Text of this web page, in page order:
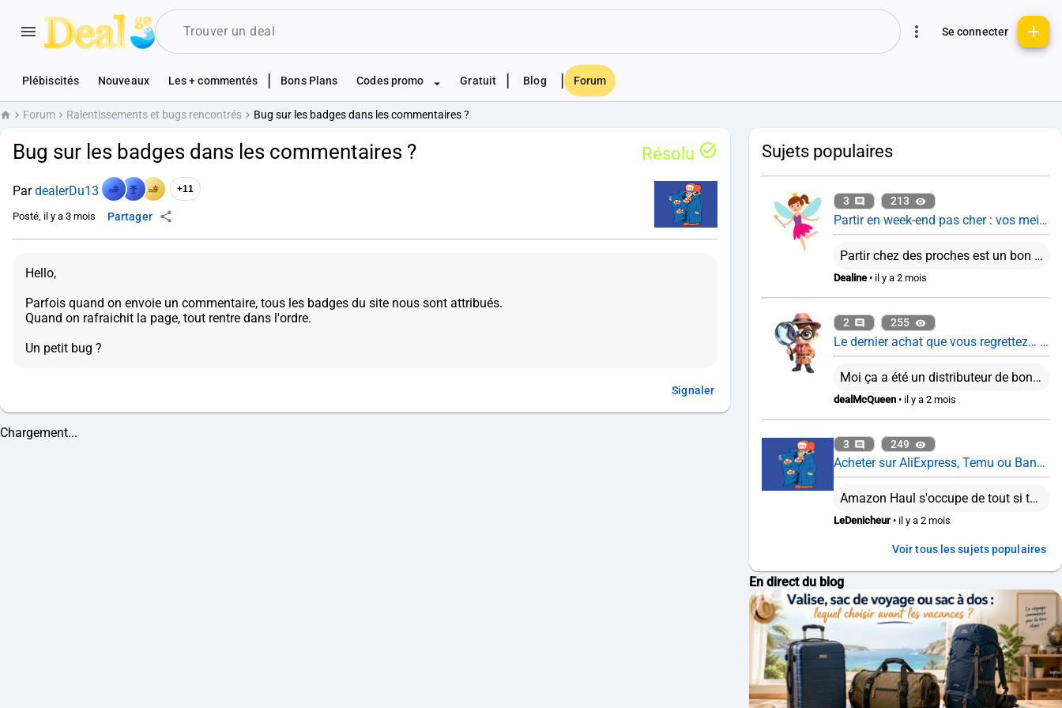
Se connecter
Plébiscités Nouveaux Les + commentés Bons Plans Codes promo Gratuit Blog Forum
AccueilForum Ralentissements et bugs rencontrés Bug sur les badges dans les commentaires ?
Bug sur les badges dans les commentaires ? Résolu
PardealerDu13 +11
Posté, il y a 3 mois Partager
Hello,
Parfois quand on envoie un commentaire, tous les badges du site nous sont attribués.
Quand on rafraichit la page, tout rentre dans l'ordre.
Signaler
Chargement...
Sujets populaires
3 213
Partir en week-end pas cher : vos meilleures astuces ?
Partir chez des proches est un bon plan en effet. Je trouve que les box reviennent cher plutôt que d'organiser son voyage soi-même. Cela dit, ça reste pratique pour offrir par exemple.
Dealine • il y a 2 mois
2 255
Le dernier achat que vous regrettez… et celui que vous ne regrettez pas du tout
Moi ça a été un distributeur de bonbons PEZ. C'est fou comme la recharge de ces trucs coutent cher...
dealMcQueen • il y a 2 mois
3 249
Acheter sur AliExpress, Temu ou Banggood : encore intéressant en 2026 ?
Amazon Haul s'occupe de tout si tu passes par le vendeur Haul Global qui n'est autre que Amazon. Tu payes en gros comme un forfait de frais de douanes, si finalement c'est plus, on ne te facturera pas plus. Depuis le 1er mars 2026, tu as une taxe “petits colis” de 2€ pour les colis de moins 150€ en plus de la TVA à l'importation. Bref, à part si l'article n'est vraiment pas dispo dans les boutiques classiques, mieux vaut peut être passé son tour ...
LeDenicheur • il y a 2 mois
Voir tous les sujets populaires
En direct du blog